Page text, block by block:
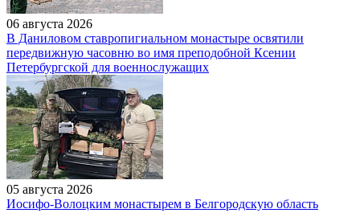
06 августа 2026
В Даниловом ставропигиальном монастыре освятили
передвижную часовню во имя преподобной Ксении
Петербургской для военнослужащих
05 августа 2026
Иосифо-Волоцким монастырем в Белгородскую область